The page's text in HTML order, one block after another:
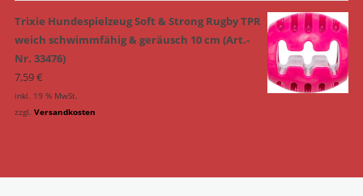
Trixie Hundespielzeug Soft & Strong Rugby TPR
weich schwimmfähig & geräusch 10 cm (Art.-
Nr. 33476)
7,59€
inkl. 19 % MwSt.
zzgl. Versandkosten